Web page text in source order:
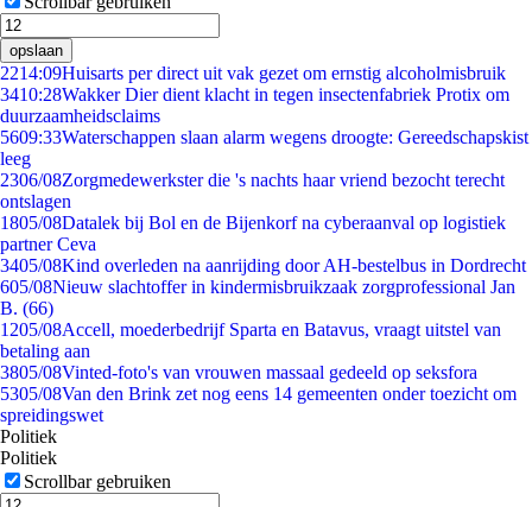
opslaan
2214:09Huisarts per direct uit vak gezet om ernstig alcoholmisbruik
3410:28Wakker Dier dient klacht in tegen insectenfabriek Protix om
duurzaamheidsclaims
5609:33Waterschappen slaan alarm wegens droogte: Gereedschapskist
leeg
2306/08Zorgmedewerkster die 's nachts haar vriend bezocht terecht
ontslagen
1805/08Datalek bij Bol en de Bijenkorf na cyberaanval op logistiek
partner Ceva
3405/08Kind overleden na aanrijding door AH-bestelbus in Dordrecht
605/08Nieuw slachtoffer in kindermisbruikzaak zorgprofessional Jan
B. (66)
1205/08Accell, moederbedrijf Sparta en Batavus, vraagt uitstel van
betaling aan
3805/08Vinted-foto's van vrouwen massaal gedeeld op seksfora
5305/08Van den Brink zet nog eens 14 gemeenten onder toezicht om
spreidingswet
Politiek
Politiek
Scrollbar gebruiken